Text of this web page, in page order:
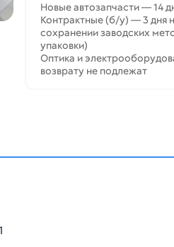
Новые автозапчасти — 14
Контрактные (б/у) — 3 дня
сохранении заводских
упаковки)
Оптика и
возврату не подлежат